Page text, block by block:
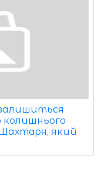
колишнього
який